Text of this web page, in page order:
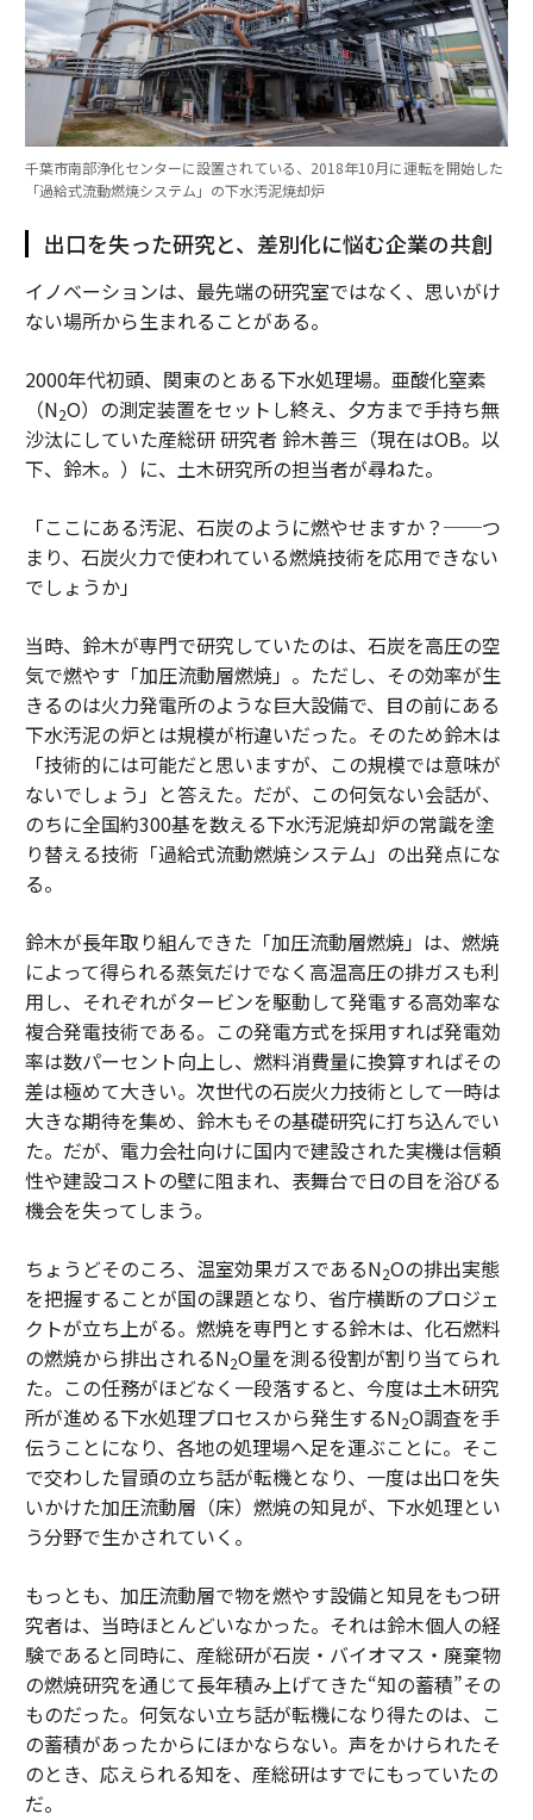
千葉市南部浄化センターに設置されている、2018年10月に運転を開始した
「過給式流動燃焼システム」の下水汚泥焼却炉
出口を失った研究と、差別化に悩む企業の共創
イノベーションは、最先端の研究室ではなく、思いがけ
ない場所から生まれることがある。
2000年代初頭、関東のとある下水処理場。亜酸化窒素
（N2O）の測定装置をセットし終え、夕方まで手持ち無
沙汰にしていた産総研 研究者 鈴木善三（現在はOB。以
下、鈴木。）に、土木研究所の担当者が尋ねた。
「ここにある汚泥、石炭のように燃やせますか？──つ
まり、石炭火力で使われている燃焼技術を応用できない
でしょうか」
当時、鈴木が専門で研究していたのは、石炭を高圧の空
気で燃やす「加圧流動層燃焼」。ただし、その効率が生
きるのは火力発電所のような巨大設備で、目の前にある
下水汚泥の炉とは規模が桁違いだった。そのため鈴木は
「技術的には可能だと思いますが、この規模では意味が
ないでしょう」と答えた。だが、この何気ない会話が、
のちに全国約300基を数える下水汚泥焼却炉の常識を塗
り替える技術「過給式流動燃焼システム」の出発点にな
る。
鈴木が長年取り組んできた「加圧流動層燃焼」は、燃焼
によって得られる蒸気だけでなく高温高圧の排ガスも利
用し、それぞれがタービンを駆動して発電する高効率な
複合発電技術である。この発電方式を採用すれば発電効
率は数パーセント向上し、燃料消費量に換算すればその
差は極めて大きい。次世代の石炭火力技術として一時は
大きな期待を集め、鈴木もその基礎研究に打ち込んでい
た。だが、電力会社向けに国内で建設された実機は信頼
性や建設コストの壁に阻まれ、表舞台で日の目を浴びる
機会を失ってしまう。
ちょうどそのころ、温室効果ガスであるN2Oの排出実態
を把握することが国の課題となり、省庁横断のプロジェ
クトが立ち上がる。燃焼を専門とする鈴木は、化石燃料
の燃焼から排出されるN2O量を測る役割が割り当てられ
た。この任務がほどなく一段落すると、今度は土木研究
所が進める下水処理プロセスから発生するN2O調査を手
伝うことになり、各地の処理場へ足を運ぶことに。そこ
で交わした冒頭の立ち話が転機となり、一度は出口を失
いかけた加圧流動層（床）燃焼の知見が、下水処理とい
う分野で生かされていく。
もっとも、加圧流動層で物を燃やす設備と知見をもつ研
究者は、当時ほとんどいなかった。それは鈴木個人の経
験であると同時に、産総研が石炭・バイオマス・廃棄物
の燃焼研究を通じて長年積み上げてきた“知の蓄積”その
ものだった。何気ない立ち話が転機になり得たのは、こ
の蓄積があったからにほかならない。声をかけられたそ
のとき、応えられる知を、産総研はすでにもっていたの
だ。